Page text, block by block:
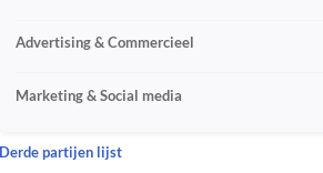
Advertising & Commercieel
Marketing & Social media
Derde partijen lijst